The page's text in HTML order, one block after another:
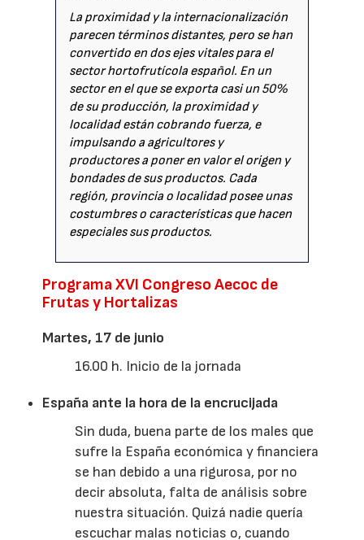
La proximidad y la internacionalización
parecen términos distantes, pero se han
convertido en dos ejes vitales para el
sector hortofrutícola español. En un
sector en el que se exporta casi un 50%
de su producción, la proximidad y
localidad están cobrando fuerza, e
impulsando a agricultores y
productores a poner en valor el origen y
bondades de sus productos. Cada
región, provincia o localidad posee unas
costumbres o características que hacen
especiales sus productos.
Programa XVI Congreso Aecoc de
Frutas y Hortalizas
Martes, 17 de junio
16.00 h. Inicio de la jornada
España ante la hora de la encrucijada
Sin duda, buena parte de los males que
sufre la España económica y financiera
se han debido a una rigurosa, por no
decir absoluta, falta de análisis sobre
nuestra situación. Quizá nadie quería
escuchar malas noticias o, cuando